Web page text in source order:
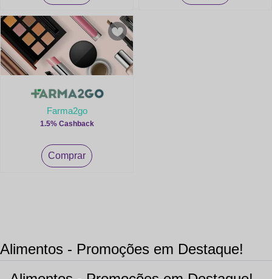
Farma2go
1.5% Cashback
Comprar
Alimentos - Promoções em Destaque!